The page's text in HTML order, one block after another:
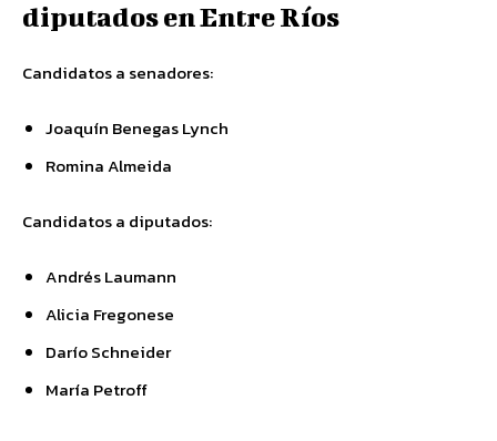
diputados en Entre Ríos
Candidatos a senadores:
Joaquín Benegas Lynch
Romina Almeida
Candidatos a diputados:
Andrés Laumann
Alicia Fregonese
Darío Schneider
María Petroff